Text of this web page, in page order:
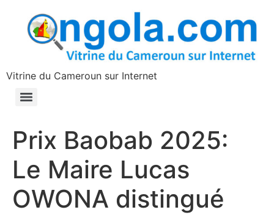
principal
Vitrine du Cameroun sur Internet
Prix Baobab 2025:
Le Maire Lucas
OWONA distingué